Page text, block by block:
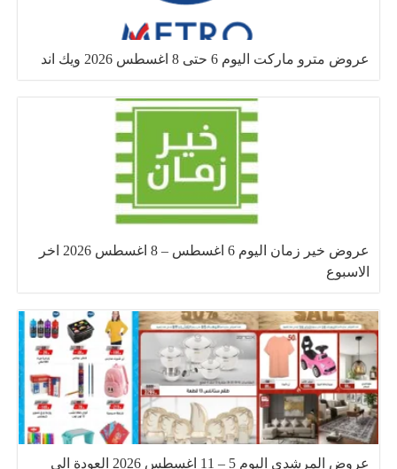
عروض مترو ماركت اليوم 6 حتى 8 اغسطس 2026 ويك اند
عروض خير زمان اليوم 6 اغسطس – 8 اغسطس 2026 اخر
الاسبوع
عروض المرشدى اليوم 5 – 11 اغسطس 2026 العودة الى